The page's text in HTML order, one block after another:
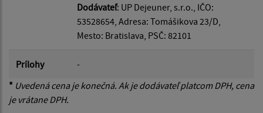
Dodávateľ: UP Dejeuner, s.r.o., IČO:
53528654, Adresa: Tomášikova 23/D,
Mesto: Bratislava, PSČ: 82101
Prílohy
-
* Uvedená cena je konečná. Ak je dodávateľ platcom DPH, cena
je vrátane DPH.